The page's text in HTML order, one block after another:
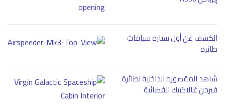
الكشف عن أول سيارة سباقات
طائرة
شاهد المقصورة الداخلية لطائرة
فيرجن غالاكتيك الفضائية